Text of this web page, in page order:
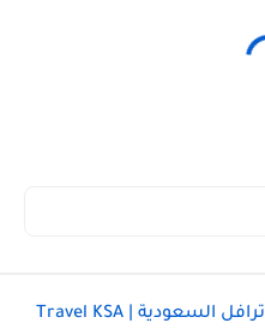
ترافل السعودية | Travel KSA